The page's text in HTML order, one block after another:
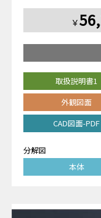
￥
取扱説明書1
外観図面
CAD図面-PDF
分解図
本体